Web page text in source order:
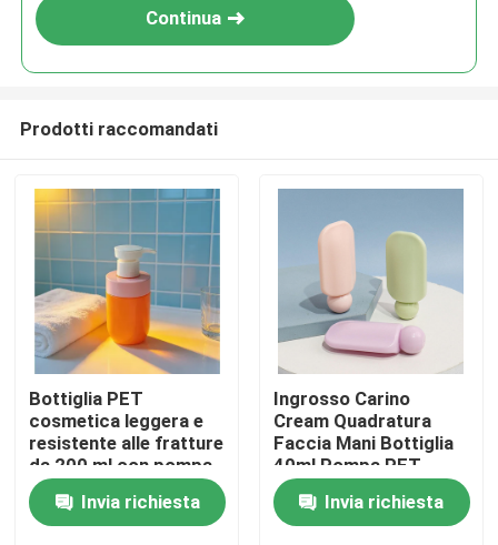
Casa
Prodotti
Continua
Prodotti raccomandati
Bottiglia PET
cosmetica leggera e
resistente alle fratture
da 200 ml con pompa
di lozione per
imballaggi per la cura
della pelle
Invia richiesta
Ingrosso Carino
Cream Quadratura
Faccia Mani Bottiglia
40ml Pompa PET
Crema solare Lozione
per la cura della pelle
Cosmetica con
Invia richiesta